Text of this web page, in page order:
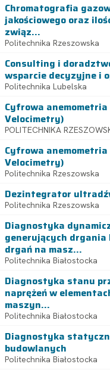
Chromatografia
jakościowego oraz
związ...
Politechnika Rzeszowska
Consulting i
wsparcie decyzyjne i
Politechnika Lubelska
Cyfrowa
Velocimetry)
POLITECHNIKA
Cyfrowa
Velocimetry)
Politechnika Rzeszowska
Dezintegrator
Politechnika Rzeszowska
Diagnostyka
generujących drgania
drgań na masz...
Politechnika Białostocka
Diagnostyka stanu
naprężeń w
maszyn...
Politechnika Białostocka
Diagnostyka
budowlanych
Politechnika Białostocka